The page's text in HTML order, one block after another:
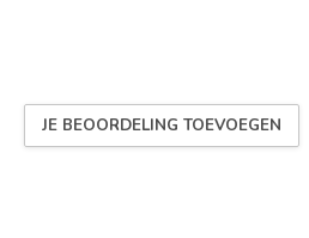
JE BEOORDELING TOEVOEGEN